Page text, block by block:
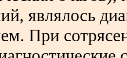
являлось
При